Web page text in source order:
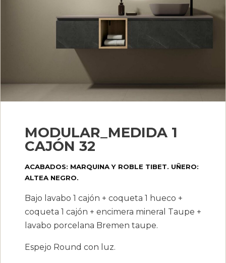
MODULAR_MEDIDA 1
CAJÓN 32
ACABADOS: MARQUINA Y ROBLE TIBET. UÑERO:
ALTEA NEGRO.
Bajo lavabo 1 cajón + coqueta 1 hueco +
coqueta 1 cajón + encimera mineral Taupe +
lavabo porcelana Bremen taupe.
Espejo Round con luz.